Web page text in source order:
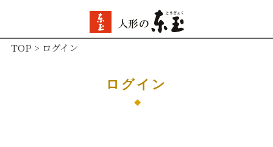
TOP ログイン
ログイン